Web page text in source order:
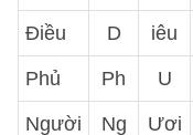
Điều D iêu
Phủ Ph U
Người Ng Ươi